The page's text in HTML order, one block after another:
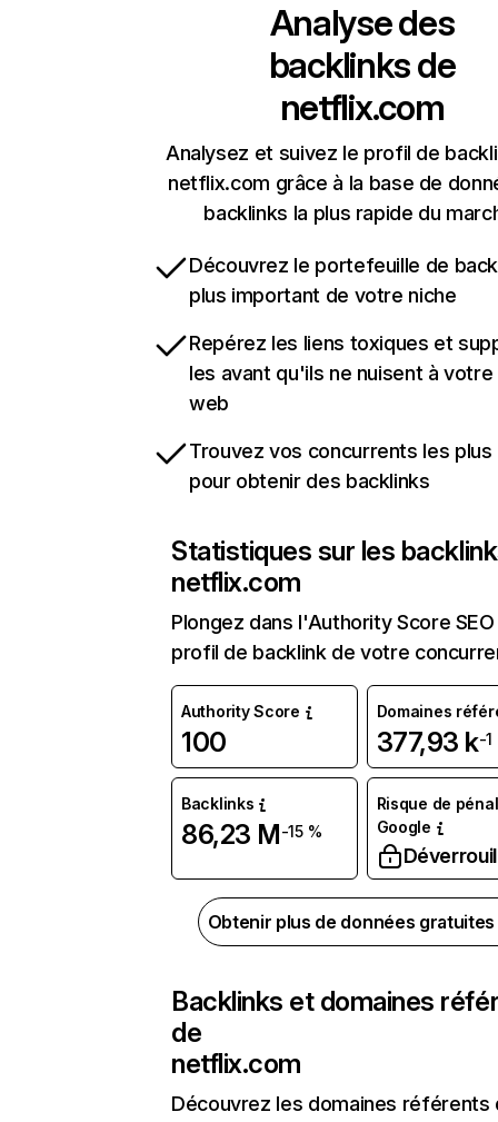
Analyse des
backlinks de
netflix.com
Analysez et suivez le profil de
netflix.com grâce à la base de
backlinks la plus rapide du
Découvrez le portefeuille de
plus important de votre niche
Repérez les liens toxiques et
les avant qu'ils ne nuisent à
web
Trouvez vos concurrents les
pour obtenir des backlinks
Statistiques sur les
netflix.com
Plongez dans l'Authority Score
profil de backlink de votre
Authority Score
100
Domaines
377,93 k-1
Backlinks
86,23 M-15 %
Risque de
Google
Obtenir plus de données
Backlinks et domaines
de
netflix.com
Découvrez les domaines référents